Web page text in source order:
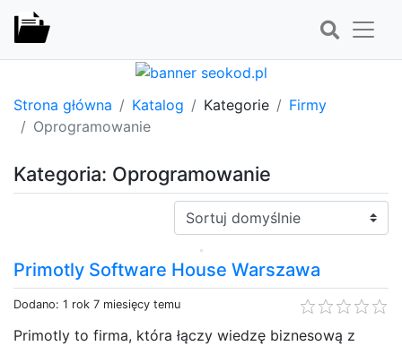
Strona główna Katalog Kategorie
Firmy
Oprogramowanie
Kategoria: Oprogramowanie
Sortuj:
Primotly Software House Warszawa
Dodano: 1 rok 7 miesięcy temu
Primotly to firma, która łączy wiedzę biznesową z